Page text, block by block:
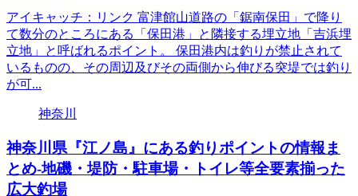
アイキャッチ：リンク 富津館山道路の「鋸南保田」で降り
て数分のところにある「保田港」と隣接する埋立地「吉浜埋
立地」と呼ばれるポイント。 保田港内は釣りが禁止されて
いるものの、その周辺及びその両側から伸びる突堤では釣り
が可...
神奈川
神奈川県『江ノ島』にある釣りポイントの情報ま
とめ-地磯・堤防・駐車場・トイレ等全要素揃った
広大釣場